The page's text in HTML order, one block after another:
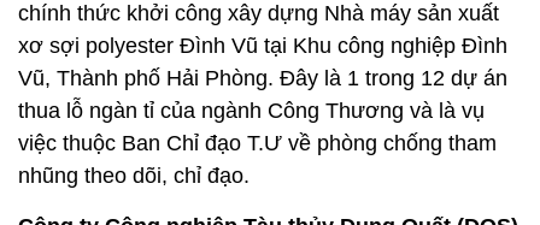
chính thức khởi công xây dựng Nhà máy sản xuất
xơ sợi polyester Đình Vũ tại Khu công nghiệp Đình
Vũ, Thành phố Hải Phòng. Đây là 1 trong 12 dự án
thua lỗ ngàn tỉ của ngành Công Thương và là vụ
việc thuộc Ban Chỉ đạo T.Ư về phòng chống tham
nhũng theo dõi, chỉ đạo.